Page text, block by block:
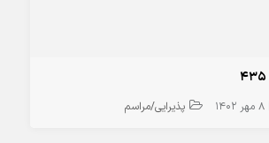
8 مهر 1402 پذیرایی/مراسم